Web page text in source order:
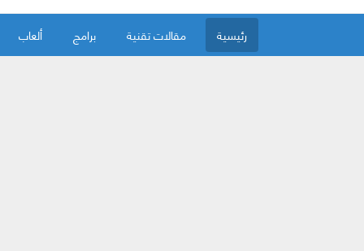
رئيسية مقالات تقنية برامج ألعاب